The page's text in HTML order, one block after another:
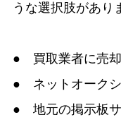
うな選択肢があり
● 買取業者に売
● ネットオークシ
● 地元の掲示板